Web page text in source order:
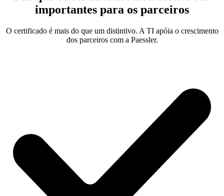
importantes para os parceiros
O certificado é mais do que um distintivo. A TI apóia o crescimento
dos parceiros com a Paessler.